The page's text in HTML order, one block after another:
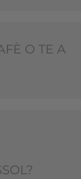
O TE A